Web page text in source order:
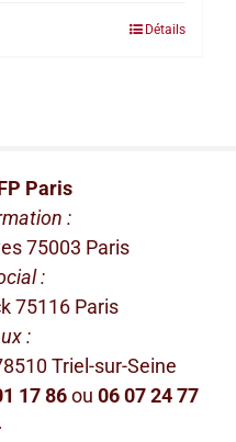
Détails
Paris
:
75003 Paris
:
75116 Paris
:
Triel-sur-Seine
17 86ou 06 07 24 77